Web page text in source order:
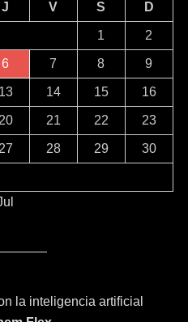
J V S D
1 2
6 7 8 9
13 14 15 16
20 21 22 23
27 28 29 30
la inteligencia artificial